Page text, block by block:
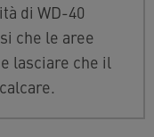
di WD-40
che le aree
lasciare che il